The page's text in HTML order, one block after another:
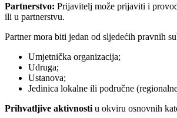
Partnerstvo: Prijavitelj može prijaviti i
ili u partnerstvu.
Partner mora biti jedan od sljedećih pravnih
Umjetnička organizacija;
Udruga;
Ustanova;
Jedinica lokalne ili područne
Prihvatljive aktivnosti u okviru osnovnih